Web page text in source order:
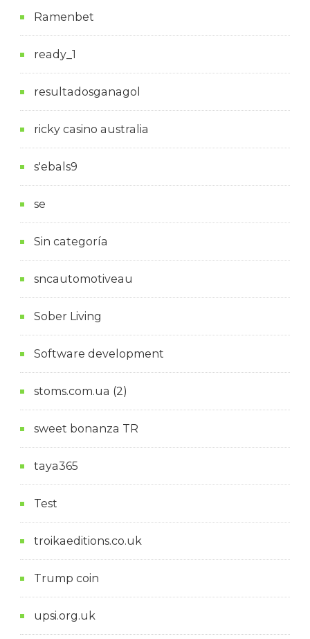
Ramenbet
ready_1
resultadosganagol
ricky casino australia
s'ebals9
se
Sin categoría
sncautomotiveau
Sober Living
Software development
stoms.com.ua (2)
sweet bonanza TR
taya365
Test
troikaeditions.co.uk
Trump coin
upsi.org.uk